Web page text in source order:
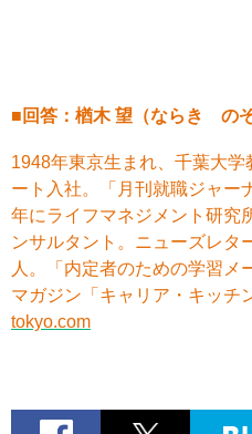
■回答：楢木 望（ならき のぞ
1948年東京生まれ、千葉大
ート入社。「月刊就職ジャー
年にライフマネジメント研究
ンサルタント。ニューズレタ
人。「内定者のための学習メ
マガジン「キャリア・キッチ
tokyo.com